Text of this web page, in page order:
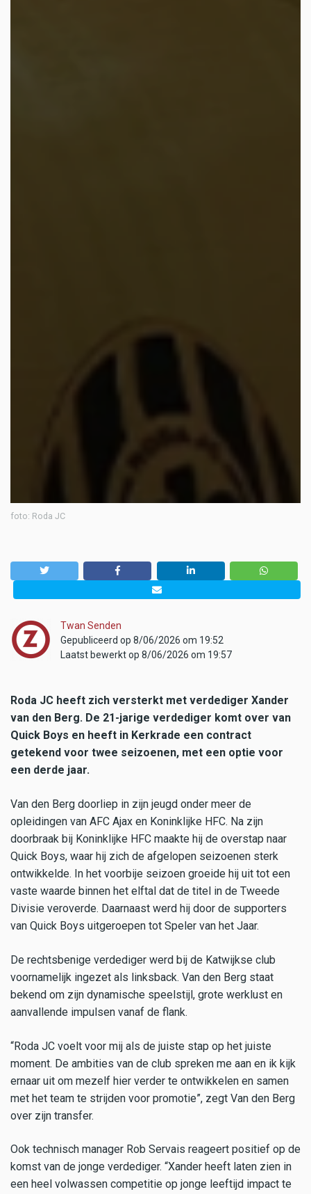
foto: Roda JC
Twan Senden
Gepubliceerd op 8/06/2026 om 19:52
Laatst bewerkt op 8/06/2026 om 19:57
Roda JC heeft zich versterkt met verdediger Xander
van den Berg. De 21-jarige verdediger komt over van
Quick Boys en heeft in Kerkrade een contract
getekend voor twee seizoenen, met een optie voor
een derde jaar.
Van den Berg doorliep in zijn jeugd onder meer de
opleidingen van AFC Ajax en Koninklijke HFC. Na zijn
doorbraak bij Koninklijke HFC maakte hij de overstap naar
Quick Boys, waar hij zich de afgelopen seizoenen sterk
ontwikkelde. In het voorbije seizoen groeide hij uit tot een
vaste waarde binnen het elftal dat de titel in de Tweede
Divisie veroverde. Daarnaast werd hij door de supporters
van Quick Boys uitgeroepen tot Speler van het Jaar.
De rechtsbenige verdediger werd bij de Katwijkse club
voornamelijk ingezet als linksback. Van den Berg staat
bekend om zijn dynamische speelstijl, grote werklust en
aanvallende impulsen vanaf de flank.
“Roda JC voelt voor mij als de juiste stap op het juiste
moment. De ambities van de club spreken me aan en ik kijk
ernaar uit om mezelf hier verder te ontwikkelen en samen
met het team te strijden voor promotie”, zegt Van den Berg
over zijn transfer.
Ook technisch manager Rob Servais reageert positief op de
komst van de jonge verdediger. “Xander heeft laten zien in
een heel volwassen competitie op jonge leeftijd impact te